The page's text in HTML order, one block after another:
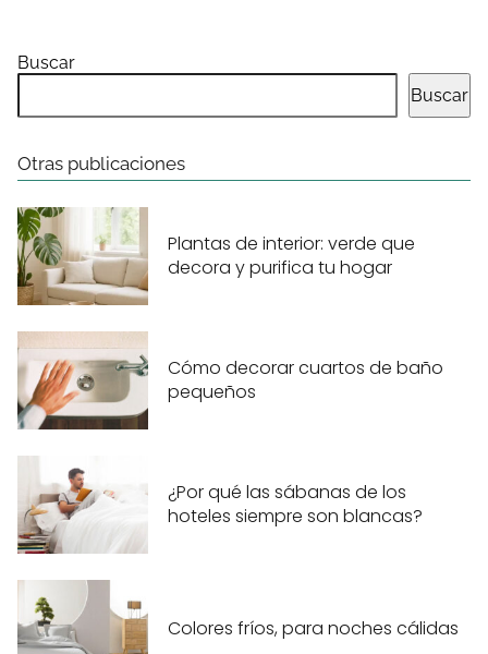
Buscar
Buscar
Otras publicaciones
Plantas de interior: verde que
decora y purifica tu hogar
Cómo decorar cuartos de baño
pequeños
¿Por qué las sábanas de los
hoteles siempre son blancas?
Colores fríos, para noches cálidas